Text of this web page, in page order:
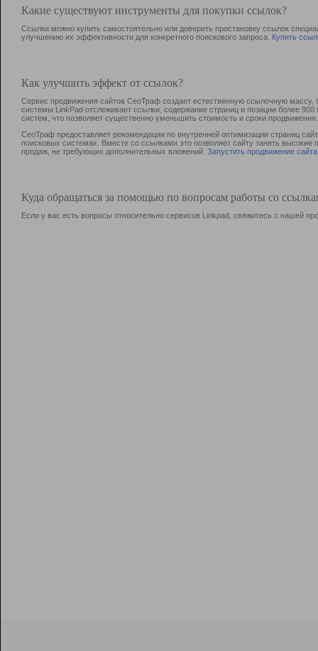
Какие существуют инструменты для покупки ссылок?
Ссылки можно купить самостоятельно или доверить простановку ссылок
улучшению их эффективности для конкретного поискового запроса. Купить
Как улучшить эффект от ссылок?
Сервис продвижения сайтов СеоТраф создает естественную ссылочную
системы LinkPad отслеживает ссылки, содержание страниц и позиции более
систем, что позволяет существенно уменьшить стоимость и сроки продвижения.
СеоТраф предоставляет рекомендации по внутренней оптимизации страниц
поисковых системах. Вместе со ссылками это позволяет сайту занять
продаж, не требующих дополнительных вложений. Запустить продвижение сайта
Куда обращаться за помощью по вопросам работы со
Если у вас есть вопросы относительно сервисов Linkpad, свяжитесь с нашей